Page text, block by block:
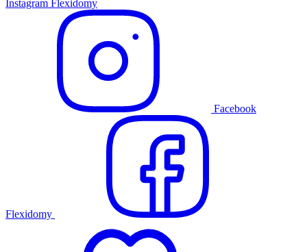
Instagram Flexidomy
Facebook
Flexidomy